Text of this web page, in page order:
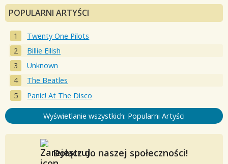
POPULARNI ARTYŚCI
Twenty One Pilots
Billie Eilish
Unknown
The Beatles
Panic! At The Disco
Wyświetlanie wszystkich: Popularni Artyści
Dołącz do naszej społeczności!